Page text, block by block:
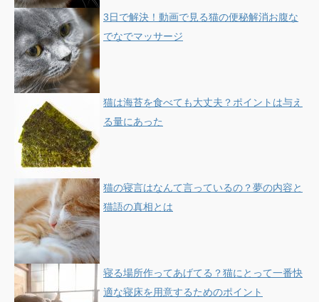
3日で解決！動画で見る猫の便秘解消お腹な
でなでマッサージ
猫は海苔を食べても大丈夫？ポイントは与え
る量にあった
猫の寝言はなんて言っているの？夢の内容と
猫語の真相とは
寝る場所作ってあげてる？猫にとって一番快
適な寝床を用意するためのポイント